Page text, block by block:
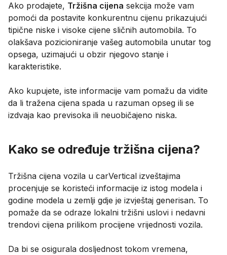
Ako prodajete, Tržišna cijena sekcija može vam
pomoći da postavite konkurentnu cijenu prikazujući
tipične niske i visoke cijene sličnih automobila. To
olakšava pozicioniranje vašeg automobila unutar tog
opsega, uzimajući u obzir njegovo stanje i
karakteristike.
Ako kupujete, iste informacije vam pomažu da vidite
da li tražena cijena spada u razuman opseg ili se
izdvaja kao previsoka ili neuobičajeno niska.
Kako se određuje tržišna cijena?
Tržišna cijena vozila u carVertical izveštajima
procenjuje se koristeći informacije iz istog modela i
godine modela u zemlji gdje je izvještaj generisan. To
pomaže da se odraze lokalni tržišni uslovi i nedavni
trendovi cijena prilikom procijene vrijednosti vozila.
Da bi se osigurala dosljednost tokom vremena,